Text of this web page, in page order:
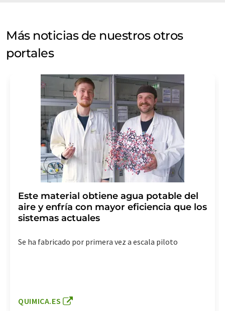
Más noticias de nuestros otros
portales
Este material obtiene agua potable del
aire y enfría con mayor eficiencia que los
sistemas actuales
Se ha fabricado por primera vez a escala piloto
QUIMICA.ES